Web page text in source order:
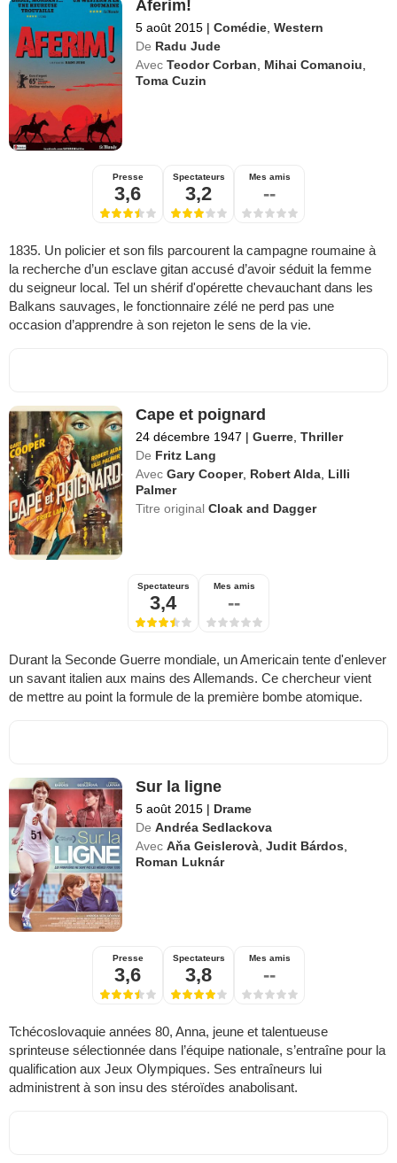
Aferim!
5 août 2015 | Comédie ,Western
De Radu Jude
Avec Teodor Corban Mihai Comanoiu
Toma Cuzin
Presse
3,6
Spectateurs
3,2
Mes amis
--
1835. Un policier et son fils parcourent la campagne roumaine à
la recherche d’un esclave gitan accusé d’avoir séduit la femme
du seigneur local. Tel un shérif d'opérette chevauchant dans les
Balkans sauvages, le fonctionnaire zélé ne perd pas une
occasion d’apprendre à son rejeton le sens de la vie.
Cape et poignard
24 décembre 1947 | Guerre ,Thriller
De Fritz Lang
Avec Gary Cooper, Robert Alda Lilli
Palmer
Titre originalCloak and Dagger
Spectateurs
3,4
Mes amis
--
Durant la Seconde Guerre mondiale, un Americain tente d'enlever
un savant italien aux mains des Allemands. Ce chercheur vient
de mettre au point la formule de la première bombe atomique.
Sur la ligne
5 août 2015 | Drame
De Andréa Sedlackova
Avec Aňa Geislerovà ,Judit Bárdos
Roman Luknár
Presse
3,6
Spectateurs
3,8
Mes amis
--
Tchécoslovaquie années 80, Anna, jeune et talentueuse
sprinteuse sélectionnée dans l’équipe nationale, s’entraîne pour la
qualification aux Jeux Olympiques. Ses entraîneurs lui
administrent à son insu des stéroïdes anabolisant.